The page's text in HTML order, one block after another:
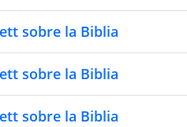
sobre la Biblia
sobre la Biblia
sobre la Biblia